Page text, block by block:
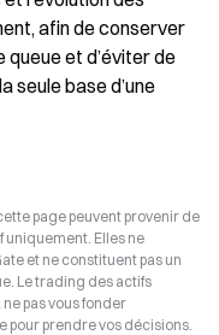
afin de conserver
queue et d’éviter de
seule base d’une
page peuvent provenir de
Elles ne
et ne constituent pas un
Le trading des actifs
pas vous fonder
pour prendre vos décisions.